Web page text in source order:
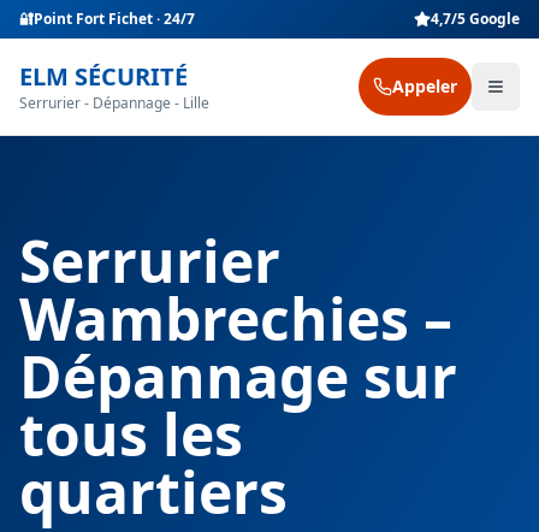
🔐Point Fort Fichet · 24/7 4,7/5 Google
ELM SÉCURITÉ
Serrurier - Dépannage - Lille
Appeler
Serrurier
Wambrechies –
Dépannage sur
tous les
quartiers